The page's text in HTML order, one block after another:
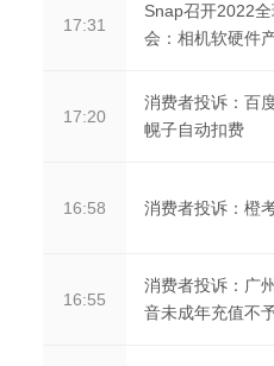
17:31
Snap召开2022
会：相机软硬件
17:20
消费者投诉：百
幌子自动扣费
16:58 消费者投诉：橙
16:55
消费者投诉：广
音未成年充值不